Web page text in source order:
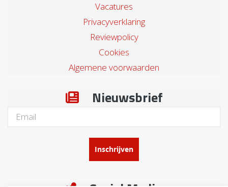
Vacatures
Privacyverklaring
Reviewpolicy
Cookies
Algemene voorwaarden
Nieuwsbrief
Inschrijven